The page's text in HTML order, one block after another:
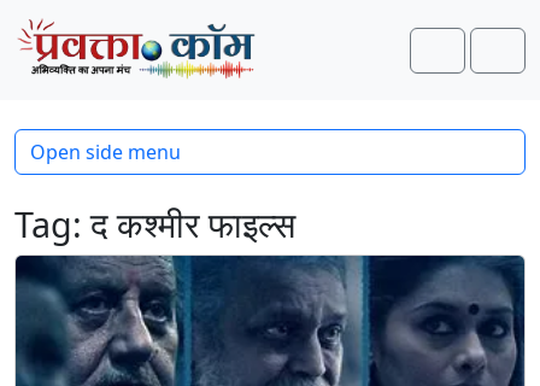
Skip to content
Skip to footer
Search
Tag:द कश्मीर फाइल्स
Open side menu